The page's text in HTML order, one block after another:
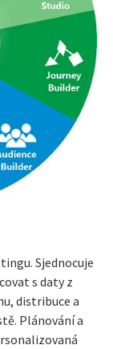
Sjednocuje
s daty z
distribuce a
Plánování a